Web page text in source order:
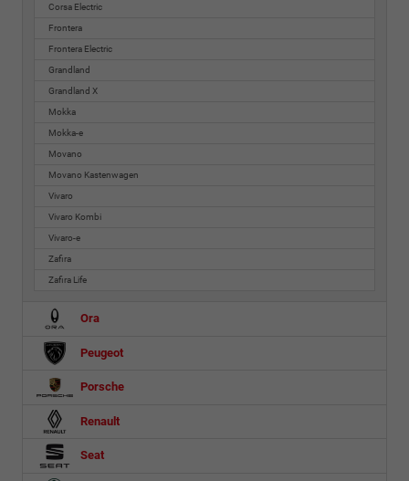
Corsa Electric
Frontera
Frontera Electric
Grandland
Grandland X
Mokka
Mokka-e
Movano
Movano Kastenwagen
Vivaro
Vivaro Kombi
Vivaro-e
Zafira
Zafira Life
Ora
Peugeot
Porsche
Renault
Seat